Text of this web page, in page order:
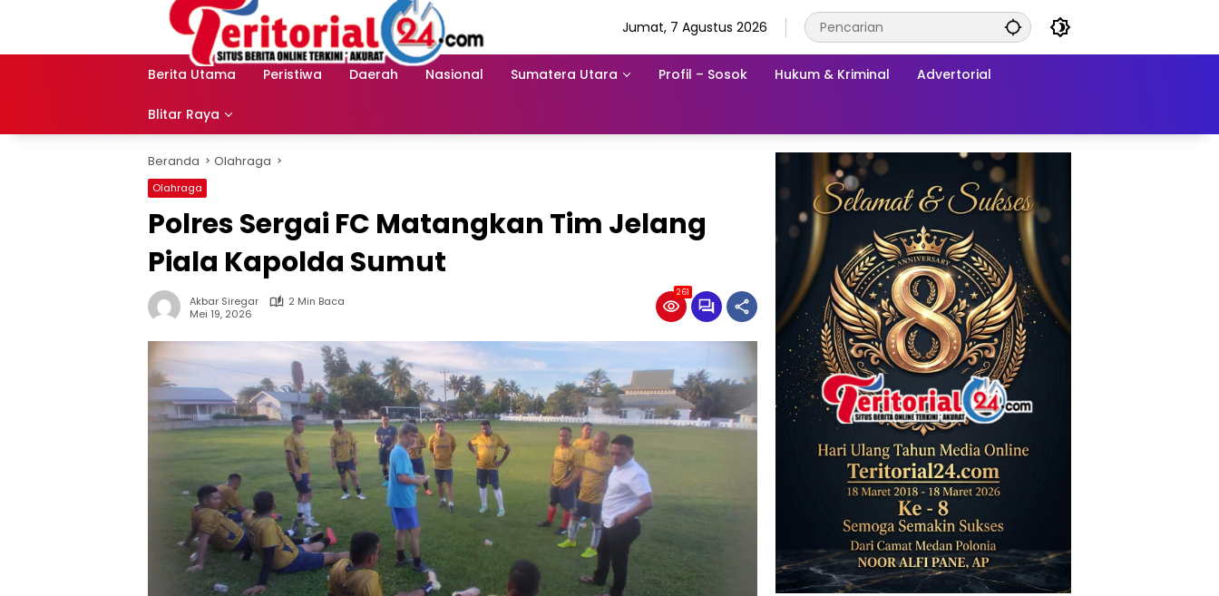
Jumat, 7 Agustus 2026
Berita Utama Peristiwa Daerah Nasional Sumatera Utara Profil – Sosok Hukum & Kriminal Advertorial
Blitar Raya
Beranda Olahraga
Olahraga
Polres Sergai FC Matangkan Tim Jelang
Piala Kapolda Sumut
Akbar Siregar
2 Min Baca
Mei 19, 2026
261